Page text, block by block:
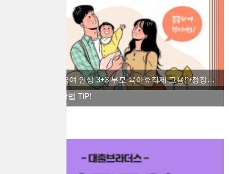
2022 육아 휴직급여 인상 3+3 부모 육아휴직제 고용안정장려금을 알아보자
경제력 키우는 방법 TIP!